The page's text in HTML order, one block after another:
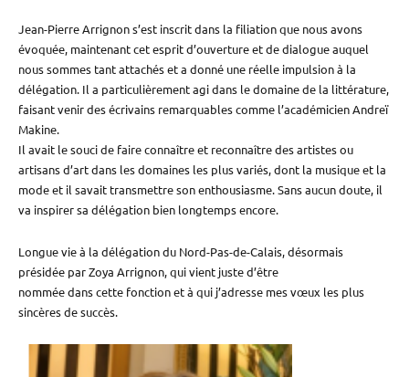
Jean-Pierre Arrignon s’est inscrit dans la filiation que nous avons
évoquée, maintenant cet esprit d’ouverture et de dialogue auquel
nous sommes tant attachés et a donné une réelle impulsion à la
délégation. Il a particulièrement agi dans le domaine de la littérature,
faisant venir des écrivains remarquables comme l’académicien Andreï
Makine.
Il avait le souci de faire connaître et reconnaître des artistes ou
artisans d’art dans les domaines les plus variés, dont la musique et la
mode et il savait transmettre son enthousiasme. Sans aucun doute, il
va inspirer sa délégation bien longtemps encore.
Longue vie à la délégation du Nord-Pas-de-Calais, désormais
présidée par Zoya Arrignon, qui vient juste d’être
nommée dans cette fonction et à qui j’adresse mes vœux les plus
sincères de succès.